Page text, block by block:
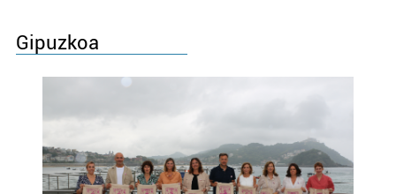
Gipuzkoa